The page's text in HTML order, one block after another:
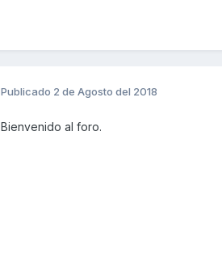
Publicado 2 de Agosto del 2018
Bienvenido al foro.